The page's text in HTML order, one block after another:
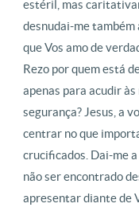
estéril, mas
desnudai-me também
que Vos amo de
Rezo por quem está
apenas para acudir
segurança? Jesus, a
centrar no que
crucificados. Dai-me
não ser encontrado
apresentar diante de